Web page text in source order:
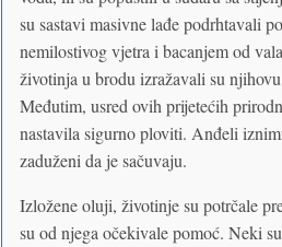
su sastavi masivne lađe podrhtavali
nemilostivog vjetra i bacanjem od
životinja u brodu izražavali su
Međutim, usred ovih prijetećih
nastavila sigurno ploviti. Anđeli
zaduženi da je sačuvaju.
Izložene oluji, životinje su potrčale
su od njega očekivale pomoć. Neki